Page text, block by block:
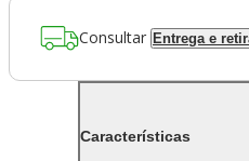
Consultar Entrega e
Características